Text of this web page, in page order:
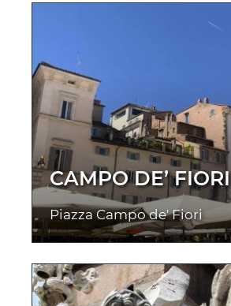
CAMPO DE’ FIORI
Piazza Campo de' Fiori